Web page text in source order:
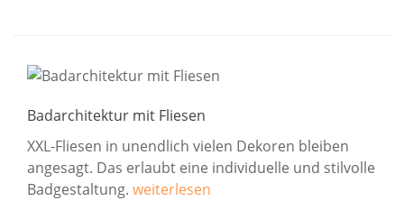
Badarchitektur mit Fliesen
XXL-Fliesen in unendlich vielen Dekoren bleiben
angesagt. Das erlaubt eine individuelle und stilvolle
Badgestaltung. weiterlesen